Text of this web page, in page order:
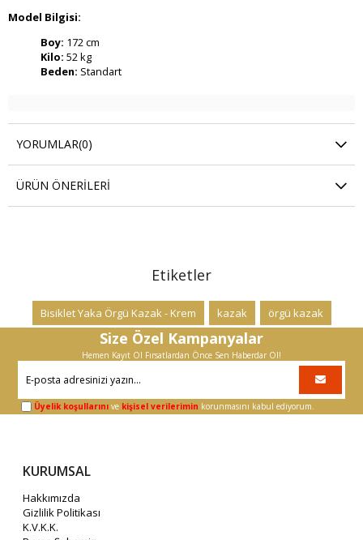
Model Bilgisi:
Boy: 172 cm
Kilo: 52 kg
Beden: Standart
YORUMLAR(0)
ÜRÜN ÖNERILERI
Etiketler
Bisiklet Yaka Örgü Kazak - Krem kazak örgü kazak
Size Özel Kampanyalar
Hemen Kayıt Ol Fırsatlardan Önce Sen Haberdar Ol!
Üyelik koşullarını ve kişisel verilerimin korunmasını kabul ediyorum.
KURUMSAL
Hakkımızda
Gizlilik Politikası
K.V.K.K.